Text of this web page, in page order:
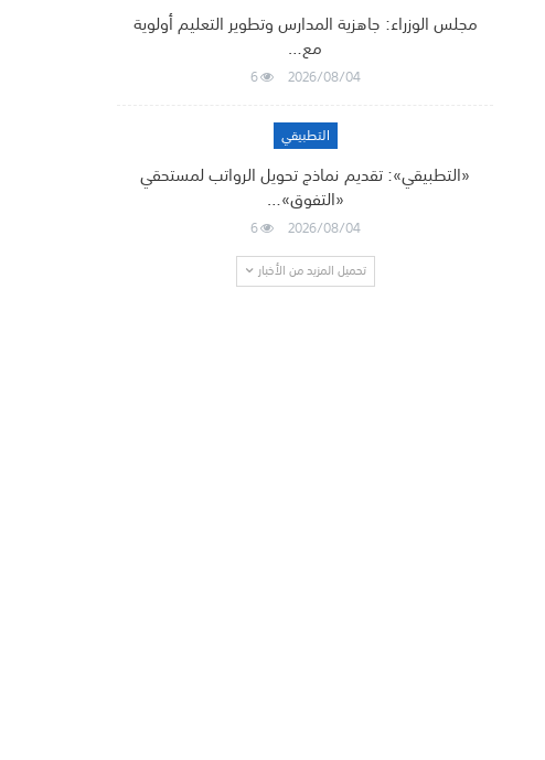
مجلس الوزراء: جاهزية المدارس وتطوير التعليم أولوية
مع…
2026/08/04
6
التطبيقي
«التطبيقي»: تقديم نماذج تحويل الرواتب لمستحقي
«التفوق»…
2026/08/04
6
تحميل المزيد من الأخبار